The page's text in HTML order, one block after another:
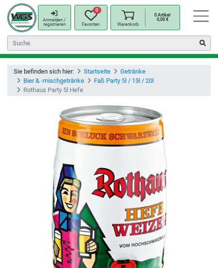
Anmelden /
registrieren
0
Favoriten Warenkorb
0Artikel
0,00 €
Sie befinden sich hier: Startseite
Getränke
Bier & -mischgetränke
Faß Party 5l / 15l / 20l
Rothaus Party 5l Hefe